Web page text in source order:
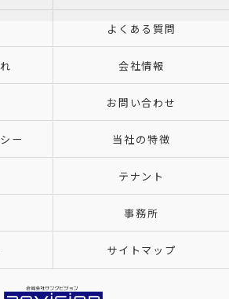
よくある質問
会社情報
お問い合わせ
ー 当社の特徴
テナント
事務所
サイトマップ